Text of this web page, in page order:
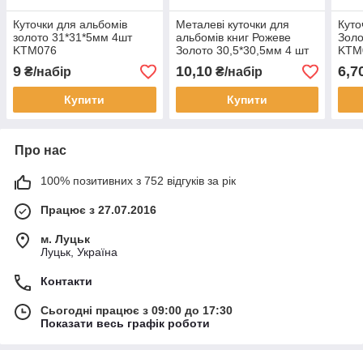
Куточки для альбомів
золото 31*31*5мм 4шт
KTM076
9 ₴/набір
Купити
Металеві куточки для
альбомів книг Рожеве
Золото 30,5*30,5мм 4 шт
KTM075
10,10₴/набір
Купити
Про нас
100% позитивних з 752 відгуків за рік
Працює з 27.07.2016
м. Луцьк
Луцьк, Україна
Контакти
Сьогодні працює з 09:00 до 17:30
Показати весь графік роботи